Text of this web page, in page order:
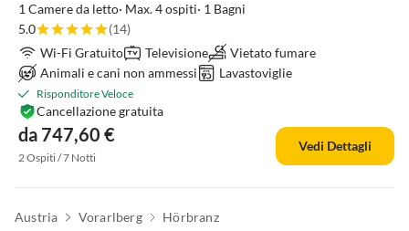
1 Camere da letto· Max. 4 ospiti· 1 Bagni
5.0
(14)
Wi-Fi Gratuito
Televisione
Vietato fumare
Animali e cani non ammessi
Lavastoviglie
Risponditore Veloce
da 747,60 €
Cancellazione gratuita
2 Ospiti / 7 Notti
Vedi Dettagli
Austria Vorarlberg Hörbranz